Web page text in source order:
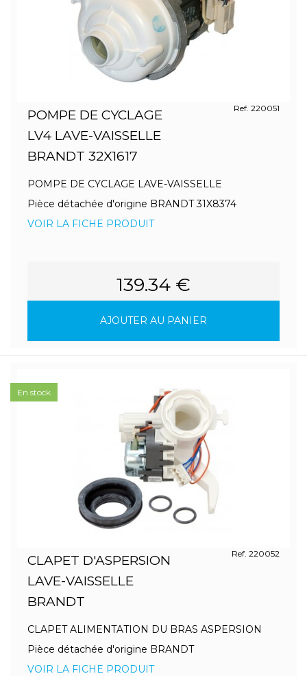
POMPE DE CYCLAGE
LV4 LAVE-VAISSELLE
BRANDT 32X1617
Ref. 220051
POMPE DE CYCLAGE LAVE-VAISSELLE
Pièce détachée d'origine BRANDT 31X8374
VOIR LA FICHE PRODUIT
139.34 €
AJOUTER AU PANIER
CLAPET D'ASPERSION
LAVE-VAISSELLE
BRANDT
Ref. 220052
CLAPET ALIMENTATION DU BRAS ASPERSION
Pièce détachée d'origine BRANDT
VOIR LA FICHE PRODUIT
En stock